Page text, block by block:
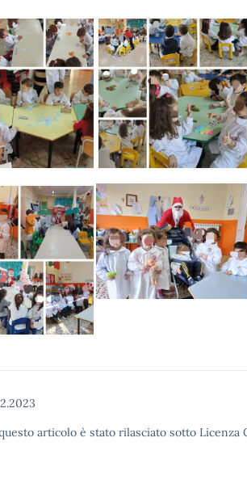
articolo è stato rilasciato sotto